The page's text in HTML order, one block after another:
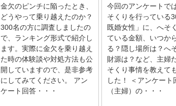
金欠のピンチに陥ったとき、
どうやって乗り越えたのか？
300名の方に調査しましたの
で、ランキング形式で紹介し
ます。実際に金欠を乗り越え
た時の体験談や対処方法も公
開していますので、是非参考
にしてみてください。 アン
ケート回答・・・
今回のアンケートで
そくりを行っている
既婚女性」に、へそ
ている金額、いつか
る？隠し場所は？へ
財源は？など、主婦
そくり事情を教えて
した！ ＜アンケート
（主婦）の・・・